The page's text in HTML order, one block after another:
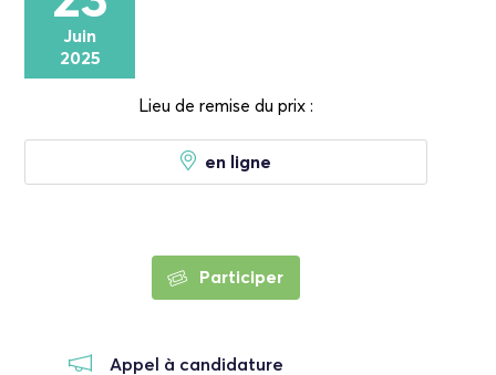
Juin
2025
Lieu de remise du prix :
en ligne
Participer
Appel à candidature